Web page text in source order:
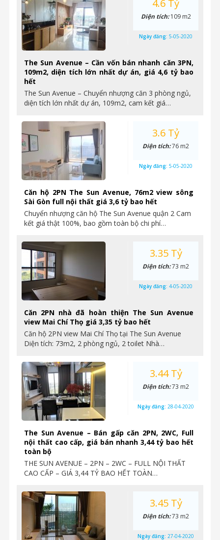
The Sun Avenue – Cần vốn bán nhanh căn 3PN,
109m2, diện tích lớn nhất dự án, giá 4,6 tỷ bao
hết
The Sun Avenue – Chuyển nhượng căn 3 phòng ngủ,
diện tích lớn nhất dự án, 109m2, cam kết giá…
4.6 Tỷ
Diện tích:109 m2
Ngày đăng: 5-05-2020
Căn hộ 2PN The Sun Avenue, 76m2 view sông
Sài Gòn full nội thất giá 3,6 tỷ bao hết
Chuyển nhượng căn hộ The Sun Avenue quận 2 Cam
kết giá thật 100%, bao gồm toàn bộ chi phí…
3.6 Tỷ
Diện tích:76 m2
Ngày đăng: 5-05-2020
Căn 2PN nhà đã hoàn thiện The Sun Avenue
view Mai Chí Thọ giá 3,35 tỷ bao hết
Căn hộ 2PN view Mai Chí Thọ tại The Sun Avenue
Diện tích: 73m2, 2 phòng ngủ, 2 toilet Nhà…
3.35 Tỷ
Diện tích:73 m2
Ngày đăng: 4-05-2020
The Sun Avenue – Bán gấp căn 2PN, 2WC, Full
nội thất cao cấp, giá bán nhanh 3,44 tỷ bao hết
toàn bộ
THE SUN AVENUE – 2PN – 2WC – FULL NỘI THẤT
CAO CẤP – GIÁ 3,44 TỶ BAO HẾT TOÀN…
3.44 Tỷ
Diện tích:73 m2
Ngày đăng: 28-04-2020
3.45 Tỷ
Diện tích:73 m2
Ngày đăng: 27-04-2020